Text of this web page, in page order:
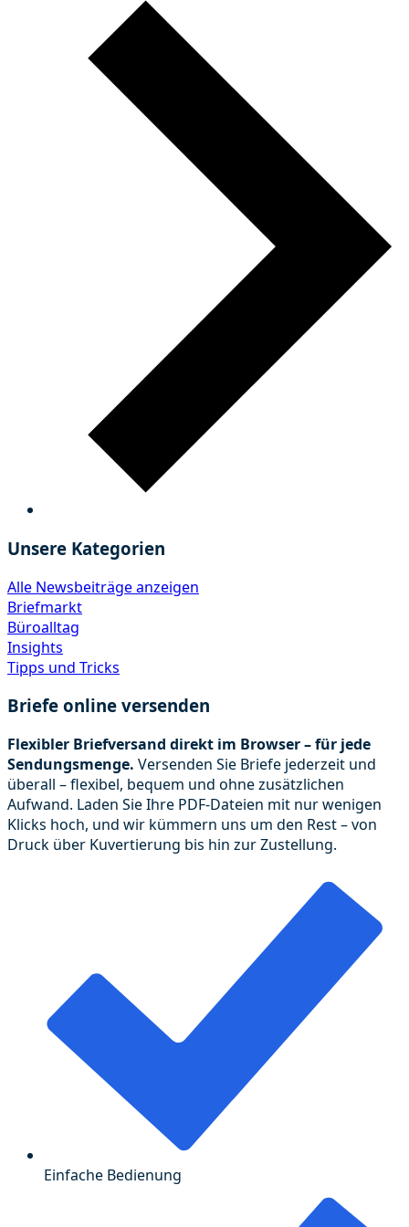
Unsere Kategorien
Alle Newsbeiträge anzeigen
Briefmarkt
Büroalltag
Insights
Tipps und Tricks
Briefe online versenden
Flexibler Briefversand direkt im Browser – für jede
Sendungsmenge. Versenden Sie Briefe jederzeit und
überall – flexibel, bequem und ohne zusätzlichen
Aufwand. Laden Sie Ihre PDF-Dateien mit nur wenigen
Klicks hoch, und wir kümmern uns um den Rest – von
Druck über Kuvertierung bis hin zur Zustellung.
Einfache Bedienung